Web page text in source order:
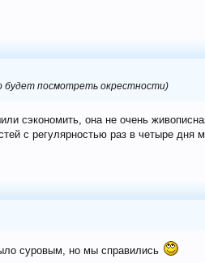
будет посмотреть окрестности)
сэкономить, она не очень
с регулярностью раз в четыре
суровым, но мы справились